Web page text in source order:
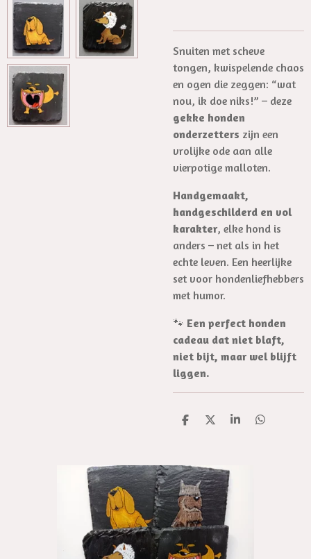
Snuiten met scheve
tongen, kwispelende chaos
en ogen die zeggen: “wat
nou, ik doe niks!” – deze
gekke honden
onderzetters zijn een
vrolijke ode aan alle
vierpotige malloten.
Handgemaakt,
handgeschilderd en vol
karakter, elke hond is
anders – net als in het
echte leven. Een heerlijke
set voor hondenliefhebbers
met humor.
🐾 Een perfect honden
cadeau dat niet blaft,
niet bijt, maar wel blijft
liggen.
D
n
D
S
D